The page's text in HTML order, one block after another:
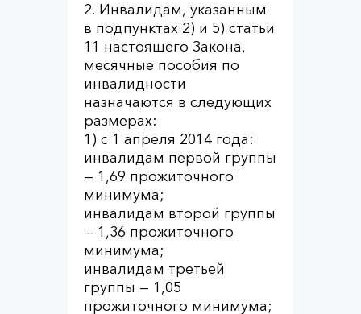
2. Инвалидам, указанным
в подпунктах 2) и 5) статьи
11 настоящего Закона,
месячные пособия по
инвалидности
назначаются в следующих
размерах:
1) с 1 апреля 2014 года:
инвалидам первой группы
— 1,69 прожиточного
минимума;
инвалидам второй группы
— 1,36 прожиточного
минимума;
инвалидам третьей
группы — 1,05
прожиточного минимума;